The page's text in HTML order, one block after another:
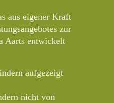
aus eigener Kraft
zur
Aarts entwickelt
aufgezeigt
nicht von